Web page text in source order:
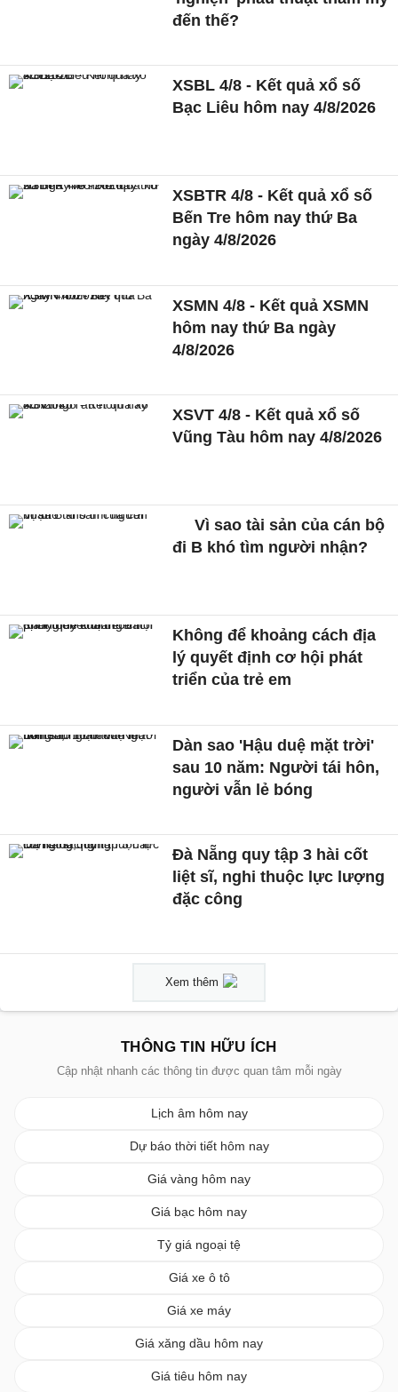
đến thế?
XSBL 4/8 - Kết quả xổ số
Bạc Liêu hôm nay 4/8/2026
XSBTR 4/8 - Kết quả xổ số
Bến Tre hôm nay thứ Ba
ngày 4/8/2026
XSMN 4/8 - Kết quả XSMN
hôm nay thứ Ba ngày
4/8/2026
XSVT 4/8 - Kết quả xổ số
Vũng Tàu hôm nay 4/8/2026
Vì sao tài sản của cán bộ
đi B khó tìm người nhận?
Không để khoảng cách địa
lý quyết định cơ hội phát
triển của trẻ em
Dàn sao 'Hậu duệ mặt trời'
sau 10 năm: Người tái hôn,
người vẫn lẻ bóng
Đà Nẵng quy tập 3 hài cốt
liệt sĩ, nghi thuộc lực lượng
đặc công
Xem thêm
THÔNG TIN HỮU ÍCH
Cập nhật nhanh các thông tin được quan tâm mỗi ngày
Lịch âm hôm nay
Dự báo thời tiết hôm nay
Giá vàng hôm nay
Giá bạc hôm nay
Tỷ giá ngoại tệ
Giá xe ô tô
Giá xe máy
Giá xăng dầu hôm nay
Giá tiêu hôm nay